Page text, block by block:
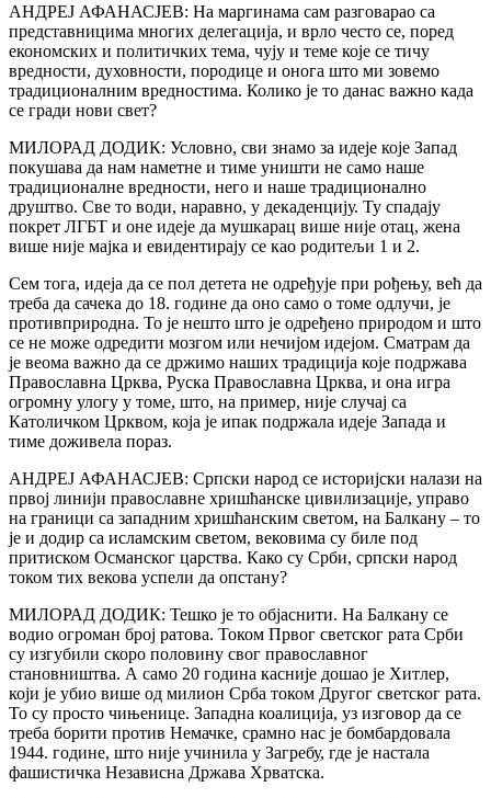
АНДРЕЈ АФАНАСЈЕВ: На маргинама сам разговарао са
представницима многих делегација, и врло често се, поред
економских и политичких тема, чују и теме које се тичу
вредности, духовности, породице и онога што ми зовемо
традиционалним вредностима. Колико је то данас важно када
се гради нови свет?
МИЛОРАД ДОДИК: Условно, сви знамо за идеје које Запад
покушава да нам наметне и тиме уништи не само наше
традиционалне вредности, него и наше традиционално
друштво. Све то води, наравно, у декаденцију. Ту спадају
покрет ЛГБТ и оне идеје да мушкарац више није отац, жена
више није мајка и евидентирају се као родитељи 1 и 2.
Сем тога, идеја да се пол детета не одређује при рођењу, већ да
треба да сачека до 18. године да оно само о томе одлучи, је
противприродна. То је нешто што је одређено природом и што
се не може одредити мозгом или нечијом идејом. Сматрам да
је веома важно да се држимо наших традиција које подржава
Православна Црква, Руска Православна Црква, и она игра
огромну улогу у томе, што, на пример, није случај са
Католичком Црквом, која је ипак подржала идеје Запада и
тиме доживела пораз.
АНДРЕЈ АФАНАСЈЕВ: Српски народ се историјски налази на
првој линији православне хришћанске цивилизације, управо
на граници са западним хришћанским светом, на Балкану – то
је и додир са исламским светом, вековима су биле под
притиском Османског царства. Како су Срби, српски народ
током тих векова успели да опстану?
МИЛОРАД ДОДИК: Тешко је то објаснити. На Балкану се
водио огроман број ратова. Током Првог светског рата Срби
су изгубили скоро половину свог православног
становништва. А само 20 година касније дошао је Хитлер,
који је убио више од милион Срба током Другог светског рата.
То су просто чињенице. Западна коалиција, уз изговор да се
треба борити против Немачке, срамно нас је бомбардовала
1944. године, што није учинила у Загребу, где је настала
фашистичка Независна Држава Хрватска.